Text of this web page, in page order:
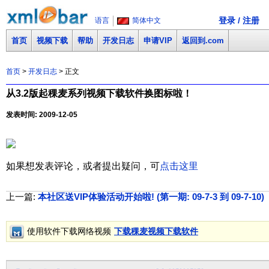
语言 简体中文 登录 / 注册
首页 视频下载 帮助 开发日志 申请VIP 返回到.com
首页 > 开发日志 > 正文
从3.2版起稞麦系列视频下载软件换图标啦！
发表时间: 2009-12-05
如果想发表评论，或者提出疑问，可点击这里
上一篇: 本社区送VIP体验活动开始啦! (第一期: 09-7-3 到 09-7-10)
使用软件下载网络视频 下载稞麦视频下载软件